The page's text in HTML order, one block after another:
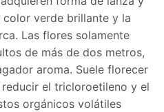
verde brillante y la
Las flores solamente
de más de dos metros,
aroma. Suele florecer
el tricloroetileno y el
orgánicos volátiles